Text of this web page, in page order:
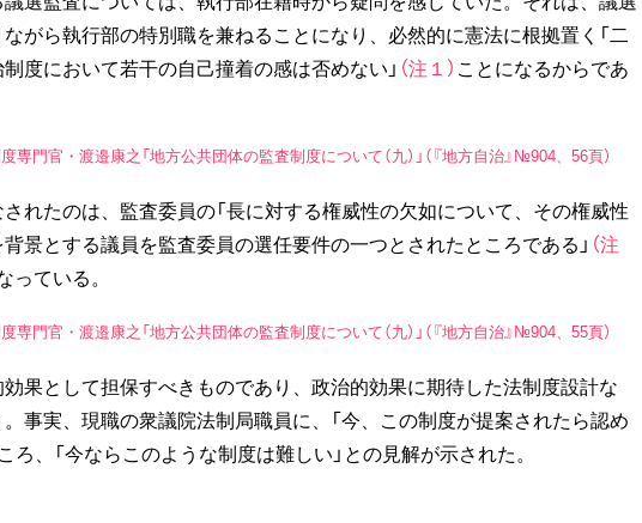
がら執行部の特別職を兼ねることになり、必然的に憲法に根拠置く「二
度において若干の自己撞着の感は否めない」 （注１） ことになるからであ
官・渡邉康之「地方公共団体の監査制度について（九）」（『地方自治』№904、56頁）
れたのは、監査委員の「長に対する権威性の欠如について、その権威性
景とする議員を監査委員の選任要件の一つとされたところである」 （注
ている。
官・渡邉康之「地方公共団体の監査制度について（九）」（『地方自治』№904、55頁）
果として担保すべきものであり、政治的効果に期待した法制度設計な
事実、現職の衆議院法制局職員に、「今、この制度が提案されたら認め
ろ、「今ならこのような制度は難しい」との見解が示された。